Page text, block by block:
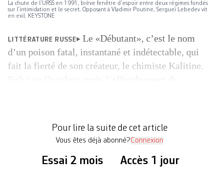
La chute de l’URSS en 1991, brève fenêtre d’espoir entre deux régimes fondés
sur l’intimidation et le secret. Opposant à Vladimir Poutine, Sergueï Lebedev vit
en exil. KEYSTONE
LITTÉRATURE RUSSE
Le «Débutant», c’est le nom
d’un poison fatal, instantané et indétectable, qui
fait la fierté de son créateur, le chimiste Kalitine.
coffre, un flacon du […]
Pour lire la suite de cet article
Vous êtes déjà abonné?Connexion
Essai 2 mois Accès 1 jour